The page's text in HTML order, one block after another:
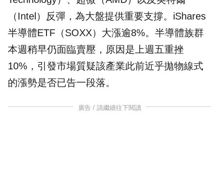
（Intel）反彈，為大盤提供重要支撐。iShares
半導體ETF（SOXX）大漲逾8%。半導體族群
本週稍早仍面臨賣壓，原因是上週五重挫
10%，引發市場質疑該產業此前近乎拋物線式
的漲勢是否已告一段落。
廣告 / 請繼續往下閱讀